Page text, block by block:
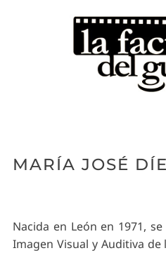
MARÍA JOSÉ
Nacida en León en 1971,
Imagen Visual y Auditiva de